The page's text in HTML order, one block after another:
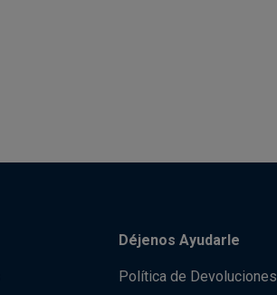
Déjenos Ayudarle
Política de Devoluciones